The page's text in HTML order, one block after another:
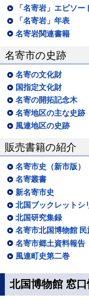
「名寄岩」エピソー
「名寄岩」年表
名寄岩関連書籍
名寄市の史跡
名寄の文化財
国指定文化財
名寄の開拓記念木
名寄地区の主な史跡
風連地区の史跡
販売書籍の紹介
名寄市史（新市版）
名寄叢書
新名寄市史
北国ブックレットシ
北国研究集録
名寄市北国博物館
名寄市郷土資料報告
風連町史第二巻
北国博物館 窓